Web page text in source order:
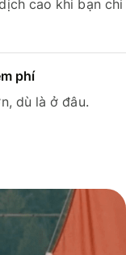
cao khi bạn chi
phí
dù là ở đâu.